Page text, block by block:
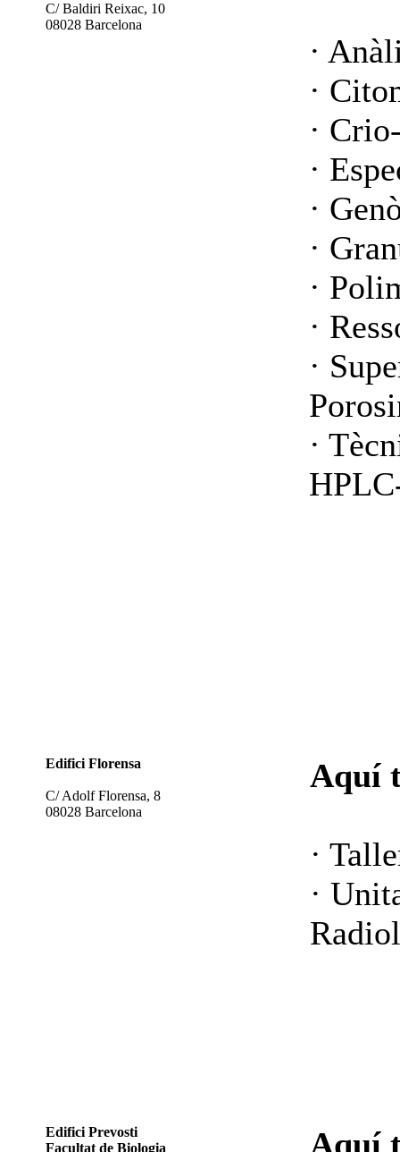
C/ Baldiri Reixac, 10
08028 Barcelona
·
·
·
·
·
·
·
·
·
·
Edifici Florensa
C/ Adolf Florensa, 8
08028 Barcelona
Aquí
·
·
Edifici Prevosti
Facultat de Biologia
Aquí